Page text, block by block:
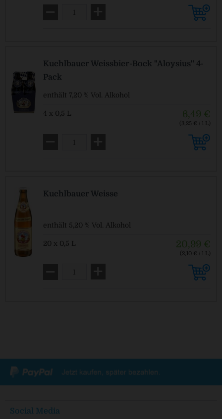
Kuchlbauer Weissbier-Bock "Aloysius" 4-
Pack
enthält 7,20 % Vol. Alkohol
4 x 0,5 L 6,49 €
(3,25 € / 1 L)
Kuchlbauer Weisse
enthält 5,20 % Vol. Alkohol
20 x 0,5 L 20,99 €
(2,10 € / 1 L)
Social Media